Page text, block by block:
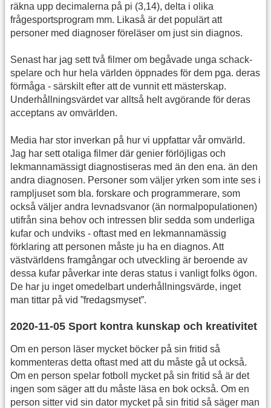
räkna upp decimalerna på pi (3,14), delta i olika
frågesportsprogram mm. Likaså är det populärt att
personer med diagnoser föreläser om just sin diagnos.
Senast har jag sett två filmer om begåvade unga schack-
spelare och hur hela världen öppnades för dem pga. deras
förmåga - särskilt efter att de vunnit ett mästerskap.
Underhållningsvärdet var alltså helt avgörande för deras
acceptans av omvärlden.
Media har stor inverkan på hur vi uppfattar vår omvärld.
Jag har sett otaliga filmer där genier förlöjligas och
lekmannamässigt diagnostiseras med än den ena. än den
andra diagnosen. Personer som väljer yrken som inte ses i
rampljuset som bla. forskare och programmerare, som
också väljer andra levnadsvanor (än normalpopulationen)
utifrån sina behov och intressen blir sedda som underliga
kufar och undviks - oftast med en lekmannamässig
förklaring att personen måste ju ha en diagnos. Att
västvärldens framgångar och utveckling är beroende av
dessa kufar påverkar inte deras status i vanligt folks ögon.
De har ju inget omedelbart underhållningsvärde, inget
man tittar på vid ”fredagsmyset”.
2020-11-05 Sport kontra kunskap och kreativitet
Om en person läser mycket böcker på sin fritid så
kommenteras detta oftast med att du måste gå ut också.
Om en person spelar fotboll mycket på sin fritid så är det
ingen som säger att du måste läsa en bok också. Om en
person sitter vid sin dator mycket på sin fritid så säger man